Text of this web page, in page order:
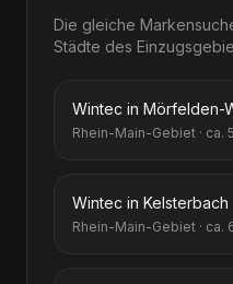
Die gleiche
Städte des
Wintec in Mörfelden-
Rhein-Main-Gebiet · ca.
Wintec in Kelsterbach
Rhein-Main-Gebiet · ca.